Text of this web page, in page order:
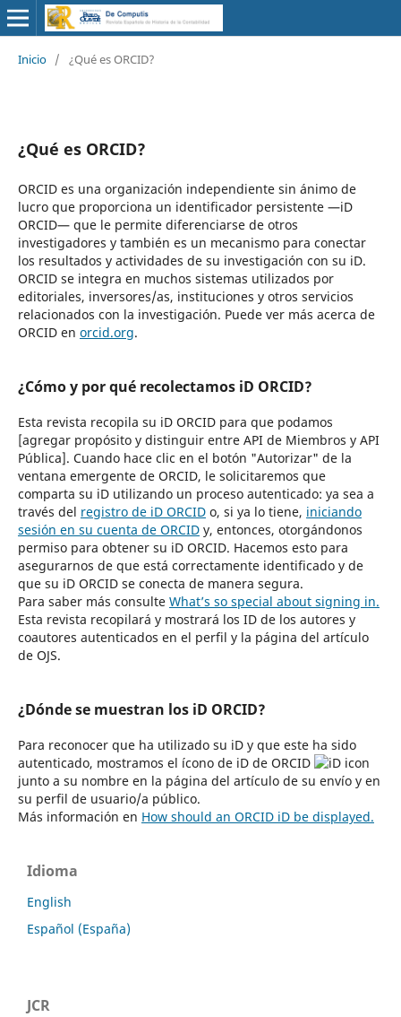
Inicio / ¿Qué es ORCID?
¿Qué es ORCID?
ORCID es una organización independiente sin ánimo de
lucro que proporciona un identificador persistente —iD
ORCID— que le permite diferenciarse de otros
investigadores y también es un mecanismo para conectar
los resultados y actividades de su investigación con su iD.
ORCID se integra en muchos sistemas utilizados por
editoriales, inversores/as, instituciones y otros servicios
relacionados con la investigación. Puede ver más acerca de
ORCID en orcid.org.
¿Cómo y por qué recolectamos iD ORCID?
Esta revista recopila su iD ORCID para que podamos
[agregar propósito y distinguir entre API de Miembros y API
Pública]. Cuando hace clic en el botón "Autorizar" de la
ventana emergente de ORCID, le solicitaremos que
comparta su iD utilizando un proceso autenticado: ya sea a
través del registro de iD ORCIDo, si ya lo tiene, iniciando
sesión en su cuenta de ORCIDy, entonces, otorgándonos
permiso para obtener su iD ORCID. Hacemos esto para
asegurarnos de que está correctamente identificado y de
que su iD ORCID se conecta de manera segura.
Para saber más consulte What’s so special about signing in.
Esta revista recopilará y mostrará los ID de los autores y
coautores autenticados en el perfil y la página del artículo
de OJS.
¿Dónde se muestran los iD ORCID?
Para reconocer que ha utilizado su iD y que este ha sido
autenticado, mostramos el ícono de iD de ORCID
junto a su nombre en la página del artículo de su envío y en
su perfil de usuario/a público.
Más información en How should an ORCID iD be displayed.
Idioma
English
Español (España)
JCR